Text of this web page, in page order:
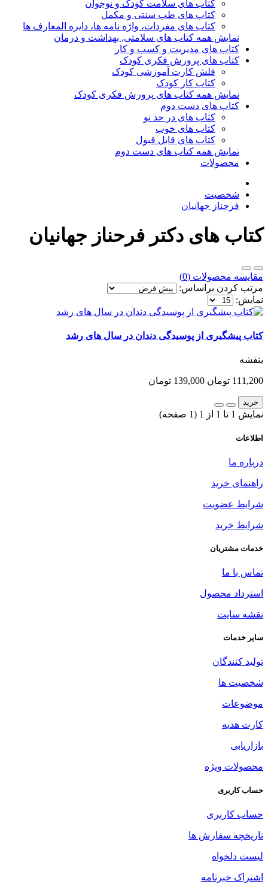
کتاب های سلامت کودک و نوجوان
کتاب های طب سنتی و مکمل
کتاب های مفردات، واژه نامه ها، دایره المعارف ها
نمایش همه کتاب های سلامتی, بهداشت و درمان
کتاب های مدیریت و کسب و کار
کتاب های پرورش فکری کودک
فلش کارت آموزشی کودک
کتاب کار کودک
نمایش همه کتاب های پرورش فکری کودک
کتاب های دست دوم
کتاب های در حد نو
کتاب های خوب
کتاب های قابل قبول
نمایش همه کتاب های دست دوم
محصولات
شخصیت
فرحناز جهانیان
کتاب های دکتر فرحناز جهانیان
مقایسه محصولات (0)
مرتب کردن براساس:
نمایش:
کتاب پیشگیری از پوسیدگی دندان در سال های رشد
بنفشه
111,200 تومان 139,000 تومان
خرید
نمایش 1 تا 1 از 1 (1 صفحه)
اطلاعات
درباره ما
راهنمای خرید
شرایط عضویت
شرایط خرید
خدمات مشتریان
تماس با ما
استرداد محصول
نقشه سایت
سایر خدمات
تولید کنندگان
شخصیت ها
موضوعات
کارت هدیه
بازاریابی
محصولات ویژه
حساب کاربری
حساب کاربری
تاریخچه سفارش ها
لیست دلخواه
اشتراک خبرنامه